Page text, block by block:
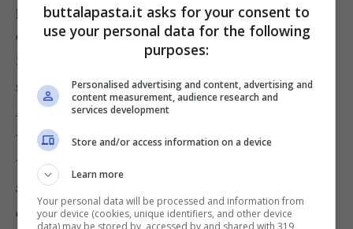
pirofila. Cuocete in forno caldo a 180 gradi per
circa 25 minuti.
Servite questo deliziosodolce
spolverato con dello zucchero a velo.
Foto da www.yummly.com,
www.tomatokumato.com,
www.newenglandbites.com,
shop.spazioitalia.com,
decideforyourself.files.wordpress.com, eva-
buttalapasta.it asks for your consent to
use your personal data for the following
purposes:
Personalised advertising and content, advertising and
content measurement, audience research and
services development
Store and/or access information on a device
Learn more
Your personal data will be processed and information from
your device (cookies, unique identifiers, and other device
data) may be stored by, accessed by and shared with 319